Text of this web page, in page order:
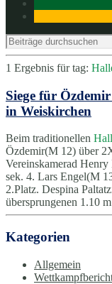
1 Ergebnis fürtag:
Siege für
in Weiskirchen
Beim traditionellen
Özdemir(M 12) über
Vereinskamerad
sek. 4. Lars Engel(M
2.Platz. Despina
übersprungenen 1.10
Kategorien
Allgemein